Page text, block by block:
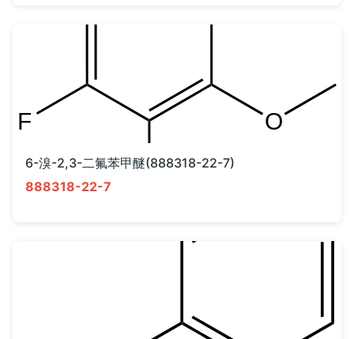
6-溴-2,3-二氟苯甲醚(888318-22-7)
888318-22-7